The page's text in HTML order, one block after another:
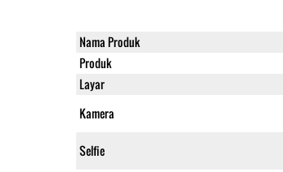
Nama Produk
Produk
Layar
Kamera
Selfie